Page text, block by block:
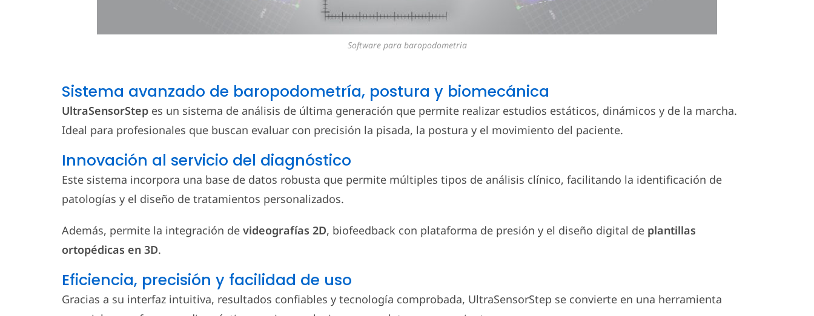
Software para baropodometria
Sistema avanzado de baropodometría, postura y biomecánica
UltraSensorStep es un sistema de análisis de última generación que permite realizar estudios estáticos, dinámicos y de la marcha.
Ideal para profesionales que buscan evaluar con precisión la pisada, la postura y el movimiento del paciente.
Innovación al servicio del diagnóstico
Este sistema incorpora una base de datos robusta que permite múltiples tipos de análisis clínico, facilitando la identificación de
patologías y el diseño de tratamientos personalizados.
Además, permite la integración de videografías 2D, biofeedback con plataforma de presión y el diseño digital de plantillas
ortopédicas en 3D.
Eficiencia, precisión y facilidad de uso
Gracias a su interfaz intuitiva, resultados confiables y tecnología comprobada, UltraSensorStep se convierte en una herramienta